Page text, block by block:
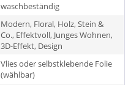
waschbeständig
Modern, Floral, Holz, Stein &
Co., Effektvoll, Junges Wohnen,
3D-Effekt, Design
Vlies oder selbstklebende Folie
(wählbar)